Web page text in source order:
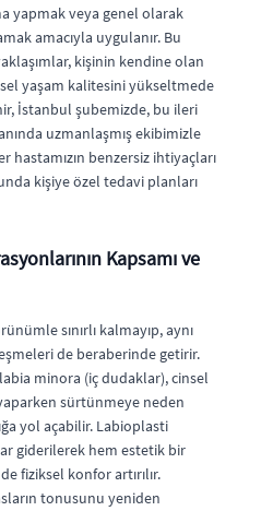
yapmak veya genel olarak
amacıyla uygulanır. Bu
kişinin kendine olan
yaşam kalitesini yükseltmede
İstanbul şubemizde, bu ileri
uzmanlaşmış ekibimizle
hastamızın benzersiz ihtiyaçları
kişiye özel tedavi planları
Kapsamı ve
sınırlı kalmayıp, aynı
de beraberinde getirir.
minora (iç dudaklar), cinsel
sürtünmeye neden
yol açabilir. Labioplasti
giderilerek hem estetik bir
fiziksel konfor artırılır.
tonusunu yeniden